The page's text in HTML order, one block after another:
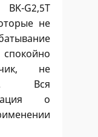
G2,5Т
не
не
Вся
о